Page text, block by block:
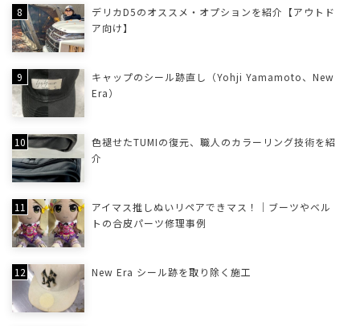
デリカD5のオススメ・オプションを紹介【アウトド
ア向け】
キャップのシール跡直し（Yohji Yamamoto、New
Era）
色褪せたTUMIの復元、職人のカラーリング技術を紹
介
アイマス推しぬいリペアできマス！｜ブーツやベル
トの合皮パーツ修理事例
New Era シール跡を取り除く施工